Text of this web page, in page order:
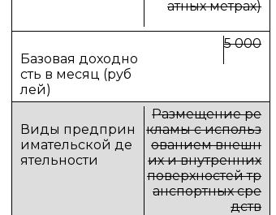
атных метрах)
5 000
Размещение ре
кламы с использ
ованием внешн
их и внутренних
поверхностей тр
анспортных сре
дств